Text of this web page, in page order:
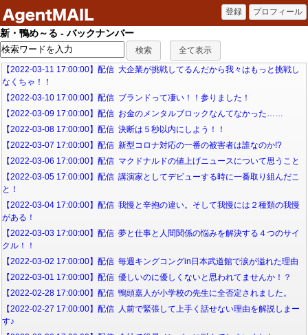
新・鴨め～る - バックナンバー
【2022-03-11 17:00:00】配信 大企業が挑戦してるんだから我々はもっと挑戦し
なくちゃ！！
【2022-03-10 17:00:00】配信 ブランドって凄い！！参りました！
【2022-03-09 17:00:00】配信 お金のメンタルブロックなんてなかった……
【2022-03-08 17:00:00】配信 決断は５秒以内にしよう！！
【2022-03-07 17:00:00】配信 新型コロナ対応の一番の被害者は誰なのか!?
【2022-03-06 17:00:00】配信 マクドナルドの値上げニュースについて思うこと
【2022-03-05 17:00:00】配信 講演家としてデビューする時に一番取り組んだこ
と！
【2022-03-04 17:00:00】配信 我慢と辛抱の違い。そして我慢には２種類の我慢
がある！
【2022-03-03 17:00:00】配信 夢と仕事と人間関係の悩みを解決する４つのサイ
クル！！
【2022-03-02 17:00:00】配信 毎週キングコングin日本武道館で涙が溢れた理由
【2022-03-01 17:00:00】配信 優しいのに優しくないと思われてませんか！？
【2022-02-28 17:00:00】配信 鴨頭嘉人が小学校の先生に全否定されました。
【2022-02-27 17:00:00】配信 人前で緊張して上手く話せない理由を解説しまー
す♪